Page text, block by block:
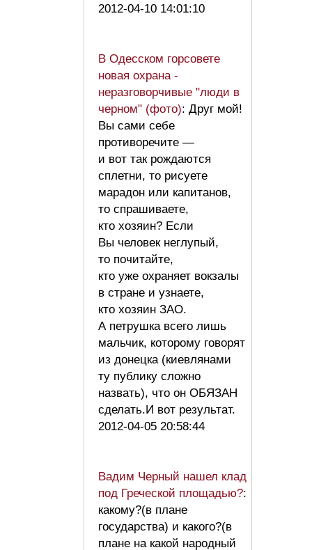
2012-04-10 14:01:10
В Одесском горсовете
новая охрана -
неразговорчивые "люди в
черном" (фото): Друг мой!
Вы сами себе
противоречите —
и вот так рождаются
сплетни, то рисуете
марадон или капитанов,
то спрашиваете,
кто хозяин? Если
Вы человек неглупый,
то почитайте,
кто уже охраняет вокзалы
в стране и узнаете,
кто хозяин ЗАО.
А петрушка всего лишь
мальчик, которому говорят
из донецка (киевлянами
ту публику сложно
назвать), что он ОБЯЗАН
сделать.И вот результат.
2012-04-05 20:58:44
Вадим Черный нашел клад
под Греческой площадью?:
какому?(в плане
государства) и какого?(в
плане на какой народный